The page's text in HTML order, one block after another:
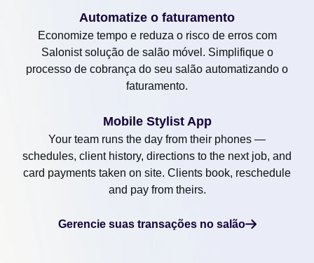
Automatize o faturamento
Economize tempo e reduza o risco de erros com
Salonist solução de salão móvel. Simplifique o
processo de cobrança do seu salão automatizando o
faturamento.
Mobile Stylist App
Your team runs the day from their phones —
schedules, client history, directions to the next job, and
card payments taken on site. Clients book, reschedule
and pay from theirs.
Gerencie suas transações no salão